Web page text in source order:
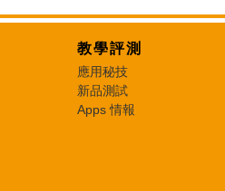
教學評測
應用秘技
新品測試
Apps 情報